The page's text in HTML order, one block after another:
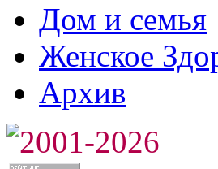
Дом и семья
Женское
Архив
2001-2026